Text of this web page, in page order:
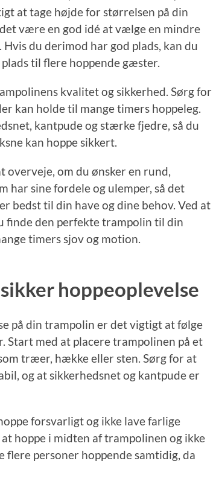
at tage højde for størrelsen på din
være en god idé at vælge en mindre
du derimod har god plads, kan du
til flere hoppende gæster.
kvalitet og sikkerhed. Sørg for
kan holde til mange timers hoppeleg.
kantpude og stærke fjedre, så du
kan hoppe sikkert.
overveje, om du ønsker en rund,
sine fordele og ulemper, så det
bedst til din have og dine behov. Ved at
finde den perfekte trampolin til din
timers sjov og motion.
hoppeoplevelse
på din trampolin er det vigtigt at følge
Start med at placere trampolinen på et
træer, hække eller sten. Sørg for at
og at sikkerhedsnet og kantpude er
forsvarligt og ikke lave farlige
hoppe i midten af trampolinen og ikke
personer hoppende samtidig, da